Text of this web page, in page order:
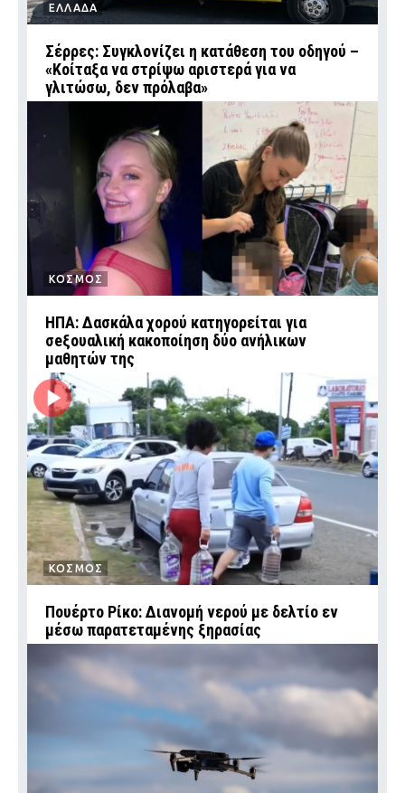
ΕΛΛΑΔΑ
Σέρρες: Συγκλονίζει η κατάθεση του οδηγού –
«Κοίταξα να στρίψω αριστερά για να
γλιτώσω, δεν πρόλαβα»
ΚΟΣΜΟΣ
ΗΠΑ: Δασκάλα χορού κατηγορείται για
σeξουαλική κακοποίηση δύο ανήλικων
μαθητών της
ΚΟΣΜΟΣ
Πουέρτο Ρίκο: Διανομή νερού με δελτίο εν
μέσω παρατεταμένης ξηρασίας